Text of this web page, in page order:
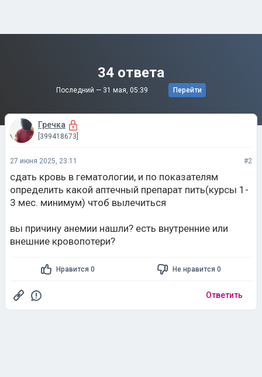
34 ответа
Последний — 31 мая, 05:39 Перейти
Гречка
[399418673]
27 июня 2025, 23:11 #2
сдать кровь в гематологии, и по показателям
определить какой аптечный препарат пить(курсы 1-
3 мес. минимум) чтоб вылечиться
вы причину анемии нашли? есть внутренние или
внешние кровопотери?
Нравится 0 Не нравится 0
Ответить